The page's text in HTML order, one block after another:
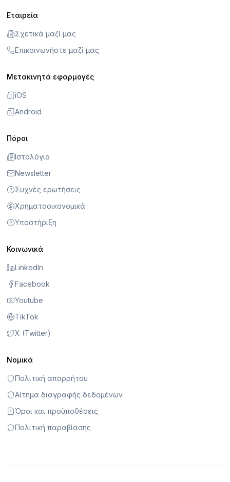
Εταιρεία
Σχετικά μαζί μας
Επικοινωνήστε μαζί μας
Μετακινητά εφαρμογές
iOS
Android
Πόροι
Ιστολόγιο
Newsletter
Συχνές ερωτήσεις
Χρηματοοικονομικά
Υποστήριξη
Κοινωνικά
LinkedIn
Facebook
Youtube
TikTok
X (Twitter)
Νομικά
Πολιτική απορρήτου
Αίτημα διαγραφής δεδομένων
Όροι και προϋποθέσεις
Πολιτική παραβίασης